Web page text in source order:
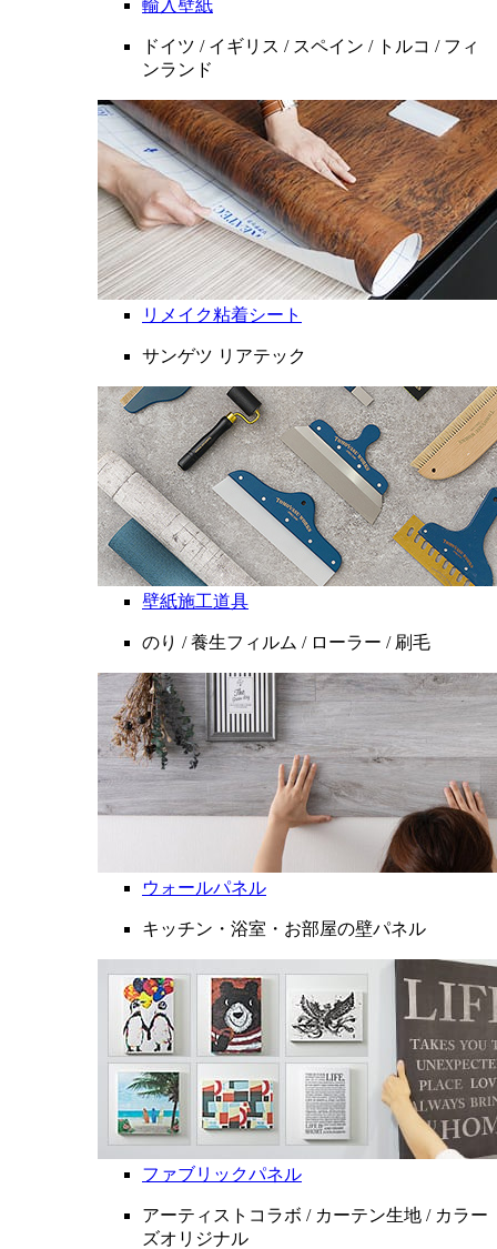
輸入壁紙
ドイツ / イギリス / スペイン / トルコ / フィ
ンランド
リメイク粘着シート
サンゲツ リアテック
壁紙施工道具
のり / 養生フィルム / ローラー / 刷毛
ウォールパネル
キッチン・浴室・お部屋の壁パネル
ファブリックパネル
アーティストコラボ / カーテン生地 / カラー
ズオリジナル